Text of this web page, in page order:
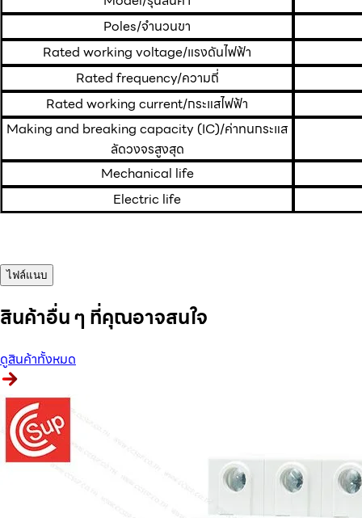
Poles/จำนวนขา
Rated working voltage/แรงดันไฟฟ้า
Rated frequency/ความถี่
Rated working current/กระแสไฟฟ้า
Making and breaking capacity (IC)/ค่าทนกระแส
ลัดวงจรสูงสุด
Mechanical life
Electric life
ไฟล์แนบ
สินค้าอื่น ๆ ที่คุณอาจสนใจ
ดูสินค้าทั้งหมด